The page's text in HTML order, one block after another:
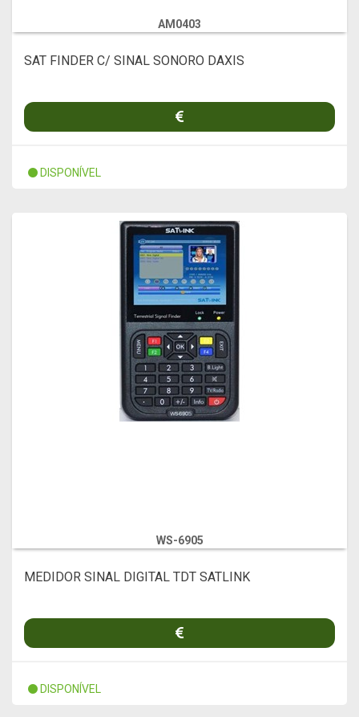
AM0403
SAT FINDER C/ SINAL SONORO DAXIS
DISPONÍVEL
WS-6905
MEDIDOR SINAL DIGITAL TDT SATLINK
DISPONÍVEL